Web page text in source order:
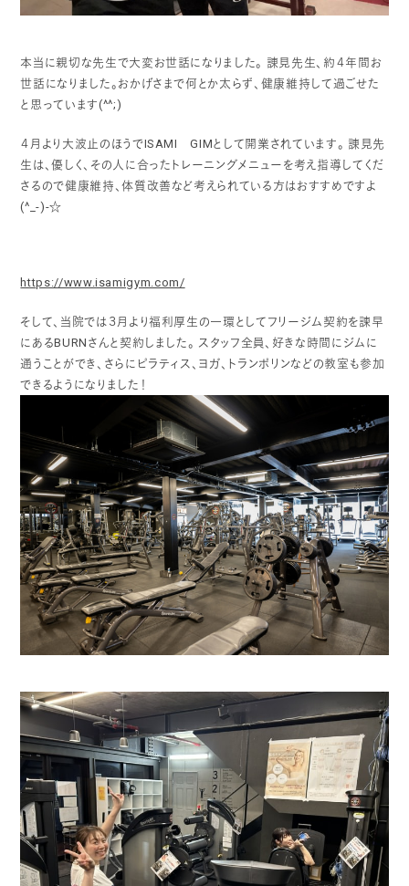
本当に親切な先生で大変お世話になりました。 諌見先生、約４年間お
世話になりました。おかげさまで何とか太らず、健康維持して過ごせた
と思っています(^^;)
４月より大波止のほうでISAMI GIMとして開業されています。 諌見先
生は、優しく、その人に合ったトレーニングメニューを考え指導してくだ
さるので健康維持、体質改善など考えられている方はおすすめですよ
(^_-)-☆
https://www.isamigym.com/
そして、当院では３月より福利厚生の一環としてフリージム契約を諫早
にあるBURNさんと契約しました。 スタッフ全員、好きな時間にジムに
通うことができ、さらにピラティス、ヨガ、トランポリンなどの教室も参加
できるようになりました！